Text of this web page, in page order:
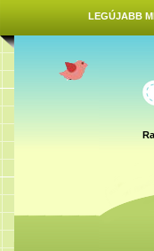
LEGÚJABB